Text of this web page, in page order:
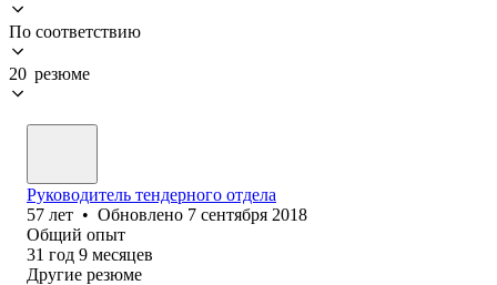
По соответствию
20 резюме
Руководитель тендерного отдела
57 лет • Обновлено 7 сентября 2018
Общий опыт
31 год 9 месяцев
Другие резюме